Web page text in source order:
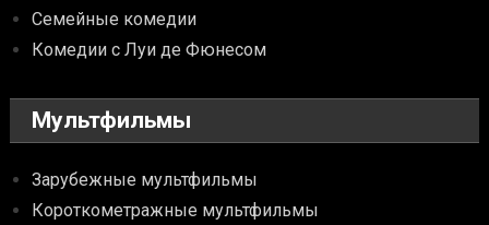
Семейные комедии
Комедии с Луи де Фюнесом
Мультфильмы
Зарубежные мультфильмы
Короткометражные мультфильмы